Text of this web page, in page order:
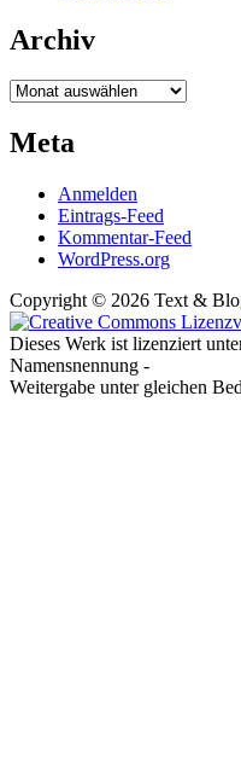
Archiv
Archiv
Meta
Anmelden
Eintrags-Feed
Kommentar-Feed
WordPress.org
Copyright © 2026 Text &
Dieses Werk ist lizenziert
Namensnennung -
Weitergabe unter gleichen